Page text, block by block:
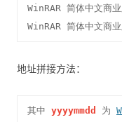
WinRAR 简体中
WinRAR 简体中
地址拼接方法：
其中 yyyymmdd 为